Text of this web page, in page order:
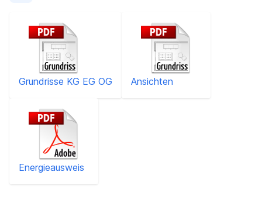
Grundrisse KG EG OG Ansichten
Energieausweis